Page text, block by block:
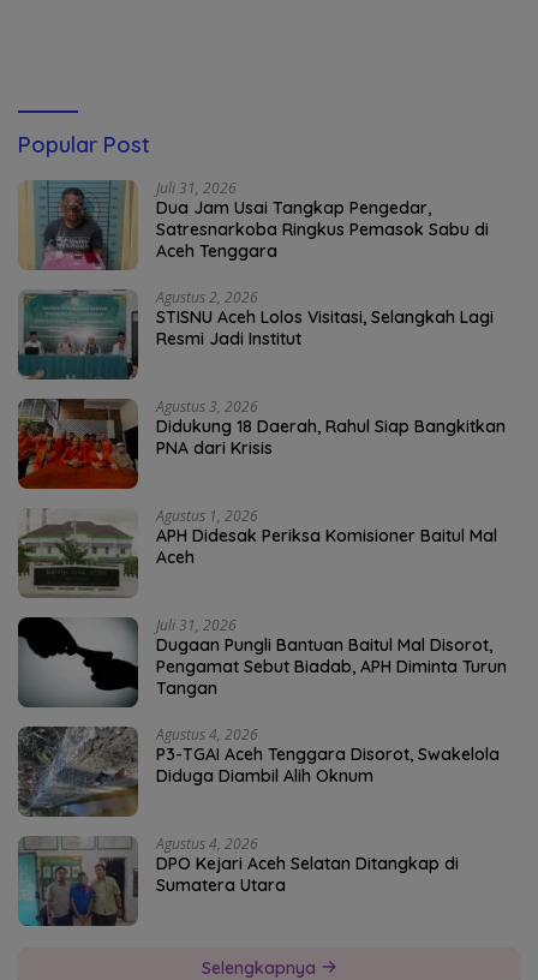
Popular Post
Juli 31, 2026
Dua Jam Usai Tangkap Pengedar,
Satresnarkoba Ringkus Pemasok Sabu di
Aceh Tenggara
Agustus 2, 2026
STISNU Aceh Lolos Visitasi, Selangkah Lagi
Resmi Jadi Institut
Agustus 3, 2026
Didukung 18 Daerah, Rahul Siap Bangkitkan
PNA dari Krisis
Agustus 1, 2026
APH Didesak Periksa Komisioner Baitul Mal
Aceh
Juli 31, 2026
Dugaan Pungli Bantuan Baitul Mal Disorot,
Pengamat Sebut Biadab, APH Diminta Turun
Tangan
Agustus 4, 2026
P3-TGAI Aceh Tenggara Disorot, Swakelola
Diduga Diambil Alih Oknum
Agustus 4, 2026
DPO Kejari Aceh Selatan Ditangkap di
Sumatera Utara
Selengkapnya